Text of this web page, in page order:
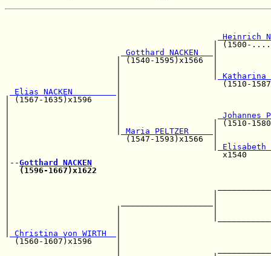
Heinrich
Gotthard NACKEN
| (1540-
|
Elias NACKEN
| (1567-1635)x1596
Johannes
|                      |                   |
Maria PELTZER
|                        (1547-
Elisabeth
|
|--Gotthard NACKEN
(1596-1667)x1622
Christina von WIRTH
(1560-1607)x1596     |